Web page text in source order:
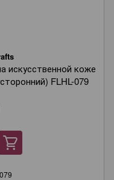
искусственной коже
FLHL-079